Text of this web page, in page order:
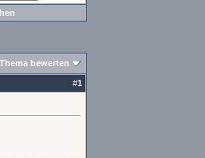
Thema bewerten
#1